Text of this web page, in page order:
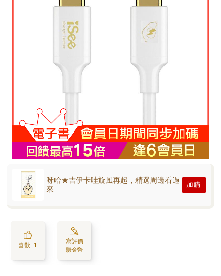
呀哈★吉伊卡哇旋風再起，精選周邊看過
來
加購
喜歡+1
寫評價
賺金幣